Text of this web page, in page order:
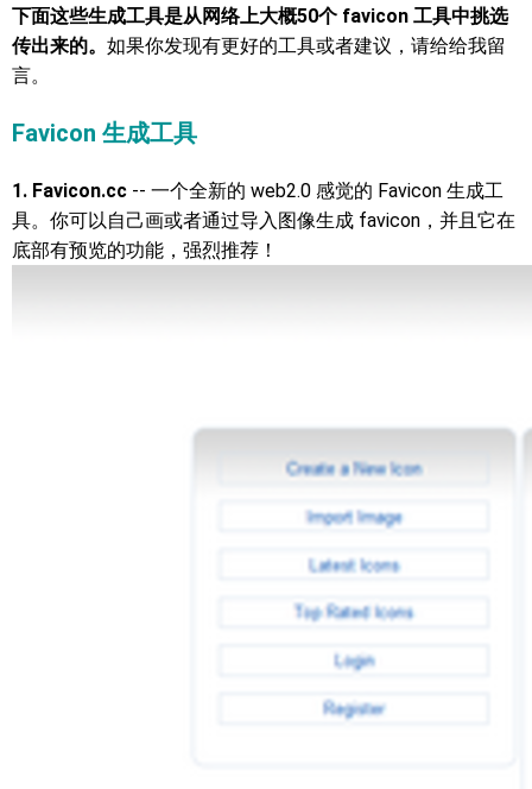
下面这些生成工具是从网络上大概50个 favicon 工具中挑选
传出来的。 如果你发现有更好的工具或者建议，请给给我留
言。
Favicon 生成工具
1. Favicon.cc -- 一个全新的 web2.0 感觉的 Favicon 生成工
具。你可以自己画或者通过导入图像生成 favicon，并且它在
底部有预览的功能，强烈推荐！